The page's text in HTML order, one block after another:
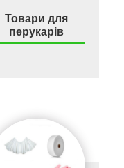
Товари для
перукарів